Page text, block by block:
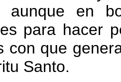
aunque en
para hacer
con que
Santo.